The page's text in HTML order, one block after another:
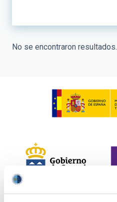
No se encontraron resultados.